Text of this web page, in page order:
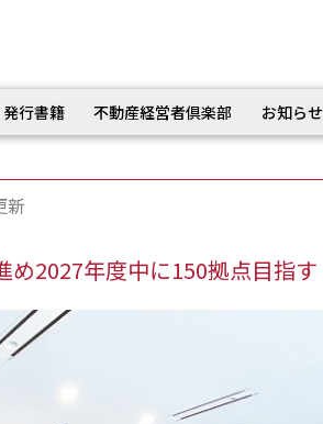
発行書籍 不動産経営者倶楽部 お知らせ
新
2027年度中に150拠点目指す